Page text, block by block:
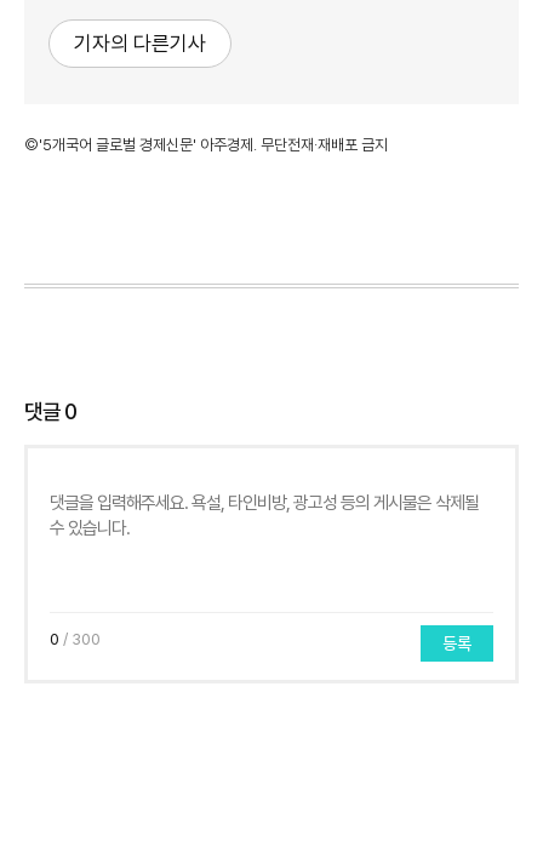
기자의 다른기사
©'5개국어 글로벌 경제신문' 아주경제. 무단전재·재배포 금지
댓글0
0 / 300 등록